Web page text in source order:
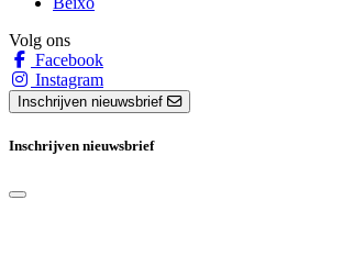
Volg ons
Facebook
Instagram
Inschrijven nieuwsbrief
Inschrijven nieuwsbrief